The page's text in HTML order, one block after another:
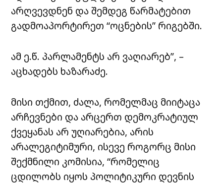
არღვევდნენ და შემდეგ წარმატებით
გადმოაპორტირეთ “ოცნების” რიგებში.
ამ ე.წ. პარლამენტს არ ვაღიარებ”, –
აცხადებს ხაზარაძე.
მისი თქმით, ძალა, რომელმაც მიიტაცა
არჩევნები და არცერთ დემოკრატიულ
ქვეყანას არ უღიარებია, არის
არალეგიტიმური, ისევე როგორც მისი
შექმნილი კომისია, “რომელიც
ცდილობს იყოს პოლიტიკური დევნის